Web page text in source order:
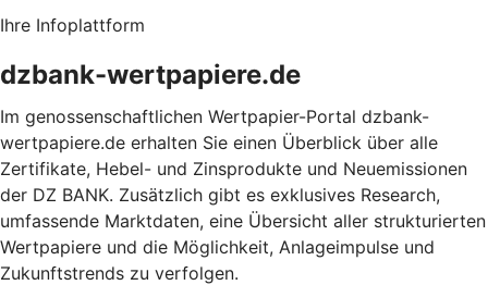
Ihre Infoplattform
dzbank-wertpapiere.de
Im genossenschaftlichen Wertpapier-Portal dzbank-
wertpapiere.de erhalten Sie einen Überblick über alle
Zertifikate, Hebel- und Zinsprodukte und Neuemissionen
der DZ BANK. Zusätzlich gibt es exklusives Research,
umfassende Marktdaten, eine Übersicht aller strukturierten
Wertpapiere und die Möglichkeit, Anlageimpulse und
Zukunftstrends zu verfolgen.